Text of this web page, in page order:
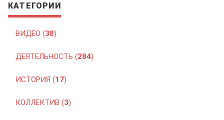
КАТЕГОРИИ
ВИДЕО (38)
ДЕЯТЕЛЬНОСТЬ (284)
ИСТОРИЯ (17)
КОЛЛЕКТИВ (3)